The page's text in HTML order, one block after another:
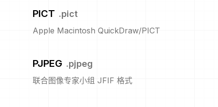
PICT .pict
Apple Macintosh QuickDraw/PICT
PJPEG .pjpeg
联合图像专家小组 JFIF 格式